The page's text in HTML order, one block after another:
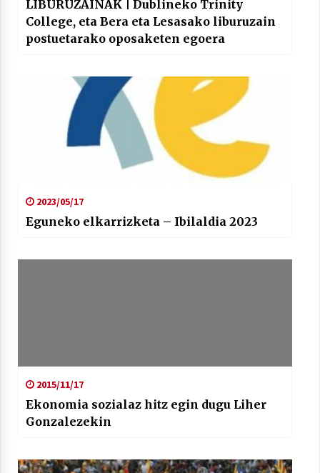
LIBURUZAINAK | Dublineko Trinity
College, eta Bera eta Lesasako liburuzain
postuetarako oposaketen egoera
2023/05/17
Eguneko elkarrizketa – Ibilaldia 2023
2015/11/17
Ekonomia sozialaz hitz egin dugu Liher
Gonzalezekin